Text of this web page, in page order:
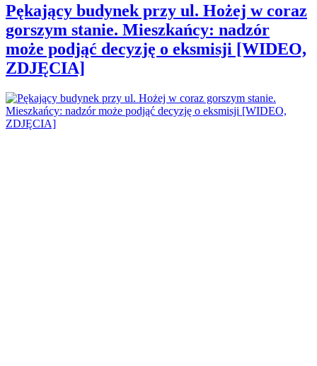
Pękający budynek przy ul. Hożej w coraz
gorszym stanie. Mieszkańcy: nadzór
może podjąć decyzję o eksmisji [WIDEO,
ZDJĘCIA]